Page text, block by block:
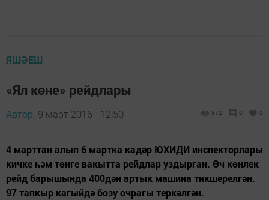
ЯШӘЕШ
«Ял көне» рейдлары
Автор, 9 март 2016 - 12:50 872 0 0
4 марттан алып 6 мартка кадәр ЮХИДИ инспекторлары
кичке һәм төнге вакытта рейдлар уздырган. Өч көнлек
рейд барышында 400дән артык машина тикшерелгән.
97 тапкыр кагыйдә бозу очрагы теркәлгән.